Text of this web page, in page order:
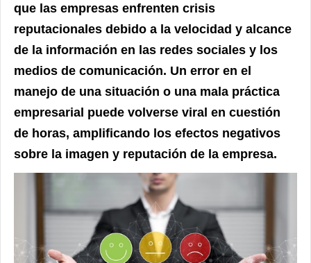
que las empresas enfrenten crisis
reputacionales debido a la velocidad y alcance
de la información en las redes sociales y los
medios de comunicación. Un error en el
manejo de una situación o una mala práctica
empresarial puede volverse viral en cuestión
de horas, amplificando los efectos negativos
sobre la imagen y reputación de la empresa.